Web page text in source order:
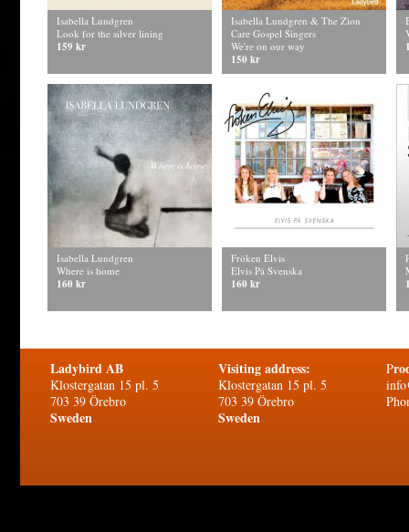
Isabella Lundgren
Look for the silver lining
159 kr
Isabella Lundgren & The Zion
Care Gospel Singers
We're on our way
150 kr
Isabella Lundgren
Where is home
160 kr
Fröken Elvis
Elvis På Svenska
160 kr
Ladybird AB
Klostergatan 15 pl. 5
703 39 Örebro
Sweden
Visiting address:
Klostergatan 15 pl. 5
703 39 Örebro
Sweden
P